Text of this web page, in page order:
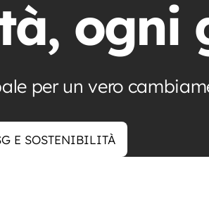
ogni
per un vero
E SOSTENIBILITÀ